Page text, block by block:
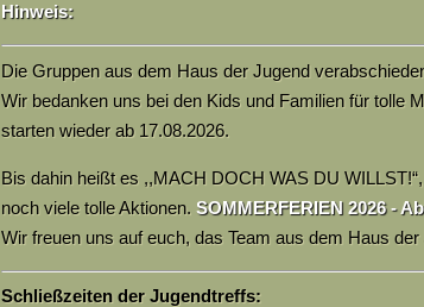
Hinweis:
Die Gruppen aus dem Haus der Jugend
Wir bedanken uns bei den Kids und Familien für tolle
starten wieder ab 17.08.2026.
Bis dahin heißt es ,,MACH DOCH WAS DU
noch viele tolle Aktionen. SOMMERFERIEN 2026 -
Wir freuen uns auf euch, das Team aus dem Haus der
Schließzeiten der Jugendtreffs: